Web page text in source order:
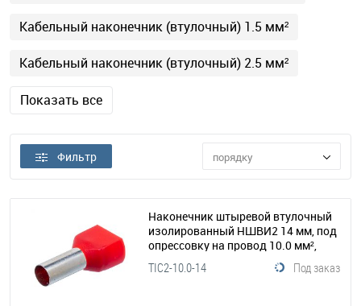
Кабельный наконечник (втулочный) 1.5 мм²
Кабельный наконечник (втулочный) 2.5 мм²
Показать все
Фильтр порядку
Наконечник штыревой втулочный
изолированный НШВИ2 14 мм, под
опрессовку на провод 10.0 мм²,
упаковка 100шт.
(209-101) Под заказ
TIC2-10.0-14